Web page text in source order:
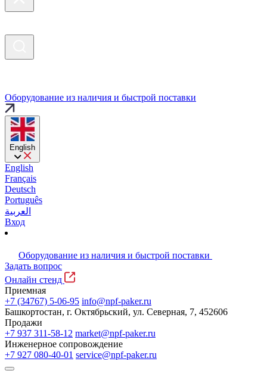
Оборудование из наличия и быстрой поставки
English
English
Français
Deutsch
Português
العربية
Вход
Оборудование из наличия и быстрой поставки
Задать вопрос
Онлайн стенд
Приемная
+7 (34767) 5-06-95 info@npf-paker.ru
Башкортостан, г. Октябрьский, ул. Северная, 7, 452606
Продажи
+7 937 311-58-12 market@npf-paker.ru
Инженерное сопровождение
+7 927 080-40-01 service@npf-paker.ru